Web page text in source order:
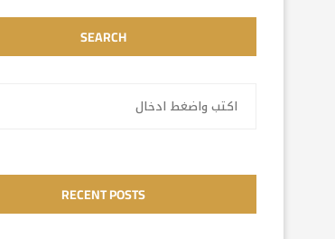
SEARCH
RECENT POSTS